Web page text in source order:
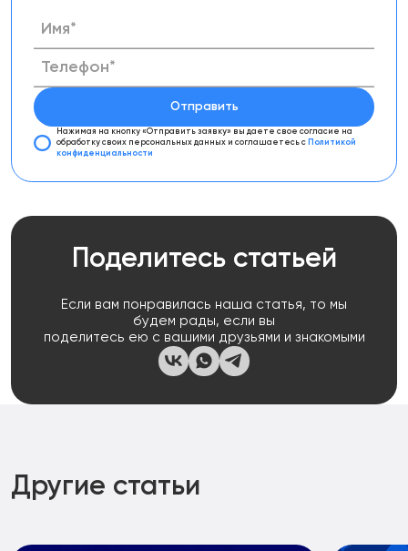
Отправить
Нажимая на кнопку «Отправить заявку» вы даете свое согласие на
обработку своих персональных данных и соглашаетесь с Политикой
конфиденциальности
Поделитесь статьей
Если вам понравилась наша статья, то мы
будем рады, если вы
поделитесь ею с вашими друзьями и знакомыми
Другие статьи